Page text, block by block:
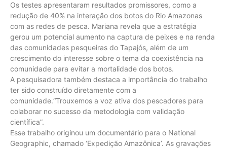
Os testes apresentaram resultados promissores, como a
redução de 40% na interação dos botos do Rio Amazonas
com as redes de pesca. Mariana revela que a estratégia
gerou um potencial aumento na captura de peixes e na renda
das comunidades pesqueiras do Tapajós, além de um
crescimento do interesse sobre o tema da coexistência na
comunidade para evitar a mortalidade dos botos.
A pesquisadora também destaca a importância do trabalho
ter sido construído diretamente com a
comunidade.“Trouxemos a voz ativa dos pescadores para
colaborar no sucesso da metodologia com validação
científica”.
Esse trabalho originou um documentário para o National
Geographic, chamado ‘Expedição Amazônica’. As gravações